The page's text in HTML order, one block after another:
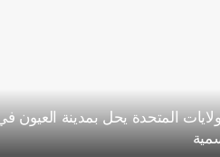
المتحدة يحل بمدينة العيون